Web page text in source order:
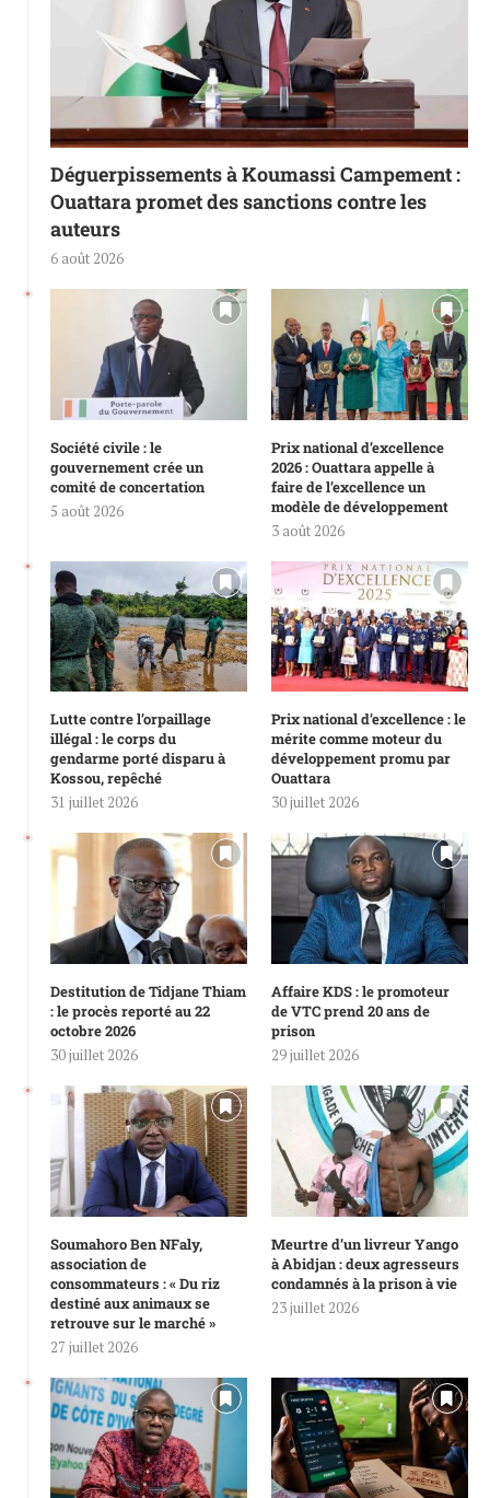
Déguerpissements à Koumassi Campement :
Ouattara promet des sanctions contre les
auteurs
6 août 2026
Société civile : le
gouvernement crée un
comité de concertation
5 août 2026
Prix national d’excellence
2026 : Ouattara appelle à
faire de l’excellence un
modèle de développement
3 août 2026
Lutte contre l’orpaillage
illégal : le corps du
gendarme porté disparu à
Kossou, repêché
31 juillet 2026
Prix national d’excellence : le
mérite comme moteur du
développement promu par
Ouattara
30 juillet 2026
Destitution de Tidjane Thiam
: le procès reporté au 22
octobre 2026
30 juillet 2026
Affaire KDS : le promoteur
de VTC prend 20 ans de
prison
29 juillet 2026
Soumahoro Ben NFaly,
association de
consommateurs : « Du riz
destiné aux animaux se
retrouve sur le marché »
27 juillet 2026
Meurtre d’un livreur Yango
à Abidjan : deux agresseurs
condamnés à la prison à vie
23 juillet 2026